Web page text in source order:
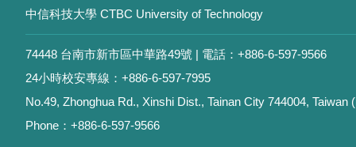
中信科技大學 CTBC University of Technology
74448 台南市新市區中華路49號 | 電話：+886-6-597-9566
24小時校安專線：+886-6-597-7995
No.49, Zhonghua Rd., Xinshi Dist., Tainan City 744004, Taiwan
Phone：+886-6-597-9566